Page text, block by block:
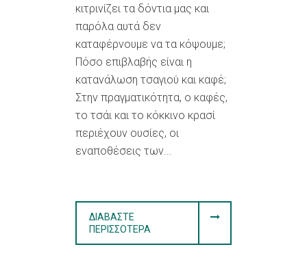
κιτρινίζει τα δόντια μας και
παρόλα αυτά δεν
καταφέρνουμε να τα κόψουμε;
Πόσο επιβλαβής είναι η
κατανάλωση τσαγιού και καφέ;
Στην πραγματικότητα, ο καφές,
το τσάι και το κόκκινο κρασί
περιέχουν ουσίες, οι
εναποθέσεις των...
ΔΙΑΒΆΣΤΕ
ΠΕΡΙΣΣΌΤΕΡΑ